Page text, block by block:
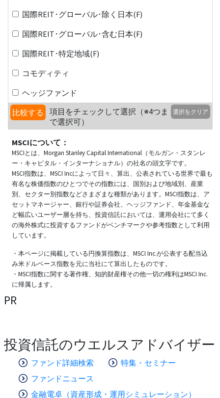
国際REIT･グローバル･除く日本(F)
国際REIT･グローバル･含む日本(F)
国際REIT･特定地域(F)
コモディティ
ヘッジファンド
比較する
項目をチェックして選択（※4つま
で選択可）
選択をクリア
MSCIについて：
MSCIとは、Morgan Stanley Capital International（モルガン・スタンレ
ー・キャピタル・インターナショナル）の社名の頭文字です。
MSCI指数は、MSCI Incによって日々、算出、公表されている世界で最も
有名な株価指数のひとつでその指数には、国別および地域別、産業
別、セクター別指数などさまざまな種類があります。MSCI指数は、ア
セットマネージャー、銀行や証券会社、ヘッジファンド、年金基金な
ど幅広いユーザー層を持ち、投資信託においては、運用会社にて多く
の海外株式に投資するファンドがベンチマークや参考指数として利用
しています。
・本ページに掲載している円換算指数は、MSCI Inc.が公表する配当込
み米ドルベース指数を元に当社にて算出したものです。
・MSCI指数に関する著作権、知的財産権その他一切の権利はMSCI Inc.
に帰属します。
PR
投資信託のウエルスアドバイザー
ファンド詳細検索
特集・セミナー
ファンドニュース
金融電卓（資産形成・運用シミュレーション）